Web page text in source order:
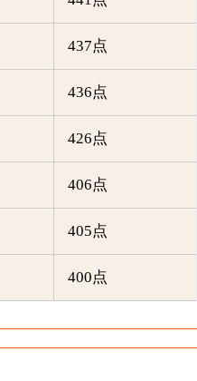
437点
436点
426点
406点
405点
400点